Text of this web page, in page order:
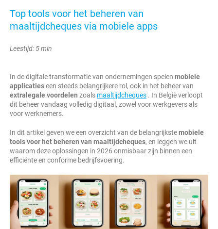
Top tools voor het beheren van
maaltijdcheques via mobiele apps
Leestijd: 5 min
In de digitale transformatie van ondernemingen spelen mobiele
applicatieseen steeds belangrijkere rol, ook in het beheer van
extralegale voordelen zoals maaltijdcheques . In België verloopt
dit beheer vandaag volledig digitaal, zowel voor werkgevers als
voor werknemers.
In dit artikel geven we een overzicht van de belangrijkstemobiele
tools voor het beheren van maaltijdcheques, en leggen we uit
waarom deze oplossingen in 2026 onmisbaar zijn binnen een
efficiënte en conforme bedrijfsvoering.